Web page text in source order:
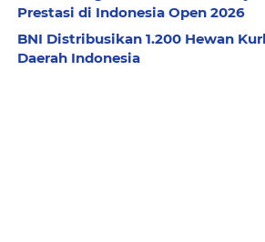
Prestasi di Indonesia Open 2026
BNI Distribusikan 1.200 Hewan
Daerah Indonesia